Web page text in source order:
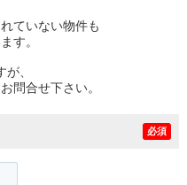
ていない物件も
す。
、
問合せ下さい。
必須